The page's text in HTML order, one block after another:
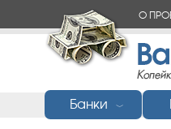
О
Банки ﹀